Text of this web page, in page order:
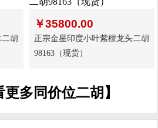
胡
￥35800.00
正宗金星印度小叶紫檀龙头二胡
98163（现货）
更多同价位二胡】